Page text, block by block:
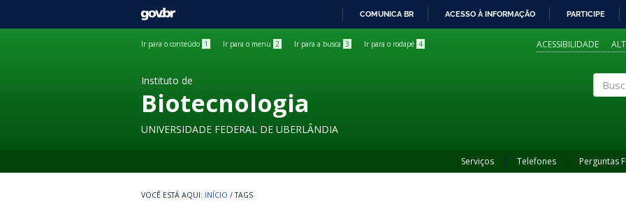
GOVBR
COMUNICA BR ACESSO À INFORMAÇÃO PARTICIPE
Ir para o conteúdo 1 Ir para o menu 2 Ir para a busca 3 Ir para o rodapé 4 ACESSIBILIDADE
Instituto de
Biotecnologia
UNIVERSIDADE FEDERAL DE UBERLÂNDIA
Serviços Telefones Perguntas
INÍCIO / TAGS